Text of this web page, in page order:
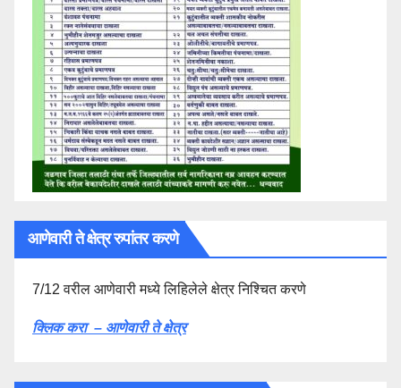
आणेवारी ते क्षेत्र रुपांतर करणे
7/12 वरील आणेवारी मध्ये लिहिलेले क्षेत्र निश्चित करणे
क्लिक करा – आणेवारी ते क्षेत्र